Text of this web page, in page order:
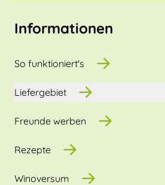
Informationen
So funktioniert's
Liefergebiet
Freunde werben
Rezepte
Winoversum